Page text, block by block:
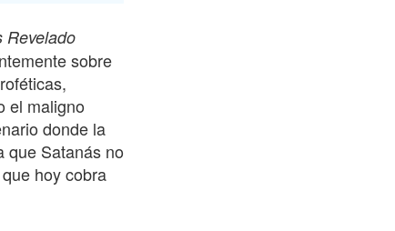
Revelado
sobre
el maligno
donde la
que Satanás no
hoy cobra